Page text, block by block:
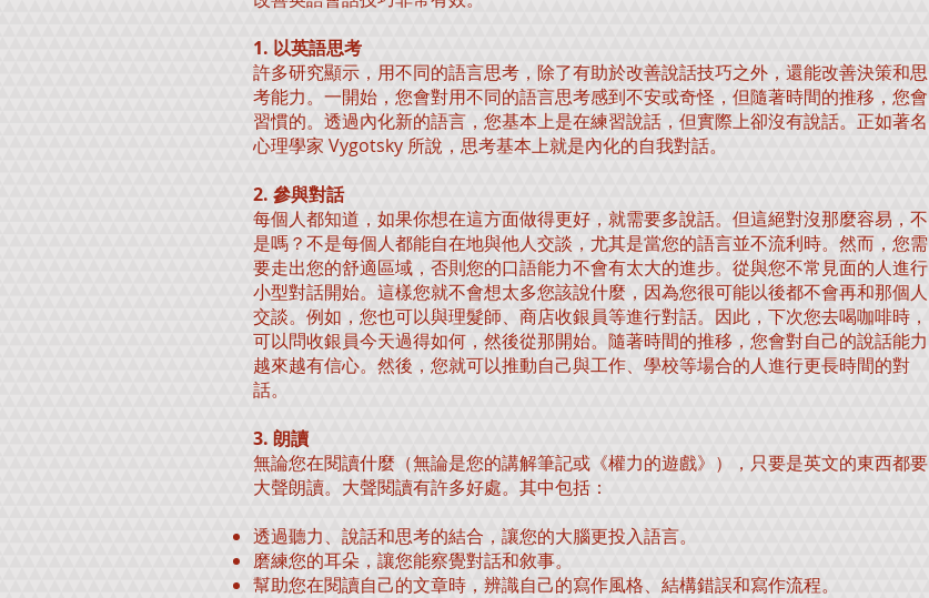
1. 以英語思考
許多研究顯示，用不同的語言思考，除了有助於改善說話技巧之外，還能改善決策和思
考能力。一開始，您會對用不同的語言思考感到不安或奇怪，但隨著時間的推移，您會
習慣的。透過內化新的語言，您基本上是在練習說話，但實際上卻沒有說話。正如著名
心理學家 Vygotsky 所說，思考基本上就是內化的自我對話。
2. 參與對話
每個人都知道，如果你想在這方面做得更好，就需要多說話。但這絕對沒那麼容易，不
是嗎？不是每個人都能自在地與他人交談，尤其是當您的語言並不流利時。然而，您需
要走出您的舒適區域，否則您的口語能力不會有太大的進步。從與您不常見面的人進行
小型對話開始。這樣您就不會想太多您該說什麼，因為您很可能以後都不會再和那個人
交談。例如，您也可以與理髮師、商店收銀員等進行對話。因此，下次您去喝咖啡時，
可以問收銀員今天過得如何，然後從那開始。隨著時間的推移，您會對自己的說話能力
越來越有信心。然後，您就可以推動自己與工作、學校等場合的人進行更長時間的對
話。
3. 朗讀
無論您在閱讀什麼（無論是您的講解筆記或《權力的遊戲》），只要是英文的東西都要
大聲朗讀。大聲閱讀有許多好處。其中包括：
透過聽力、說話和思考的結合，讓您的大腦更投入語言。
磨練您的耳朵，讓您能察覺對話和敘事。
幫助您在閱讀自己的文章時，辨識自己的寫作風格、結構錯誤和寫作流程。